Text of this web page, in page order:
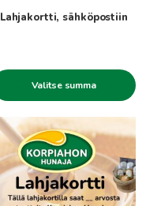
Lahjakortti, sähköpostiin
Valitse summa